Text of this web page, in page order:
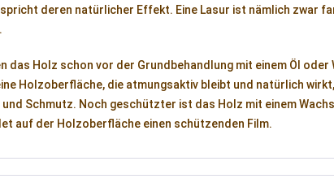
spricht deren natürlicher Effekt. Eine Lasur ist nämlich zwar
das Holz schon vor der Grundbehandlung mit einem Öl
Holzoberfläche, die atmungsaktiv bleibt und natürlich
Schmutz. Noch geschützter ist das Holz mit einem
auf der Holzoberfläche einen schützenden Film.